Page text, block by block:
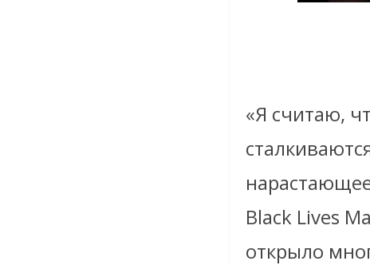
«Я считаю,
Black Lives
открыло